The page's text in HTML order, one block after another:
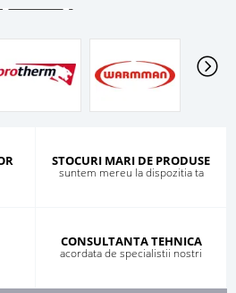
STOCURI MARI DE PRODUSE
suntem mereu la dispozitia ta
CONSULTANTA TEHNICA
acordata de specialistii nostri